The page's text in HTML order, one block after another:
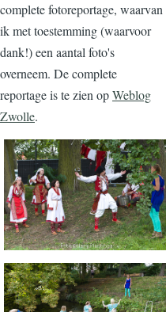
complete fotoreportage, waarvan
ik met toestemming (waarvoor
dank!) een aantal foto's
overneem. De complete
reportage is te zien opWeblog
Zwolle.